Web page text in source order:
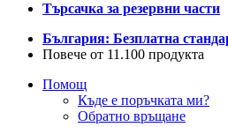
Търсачка за резервни части
България: Безплатна
Повече от 11.100 продукта
Помощ
Къде е поръчката ми?
Обратно връщане